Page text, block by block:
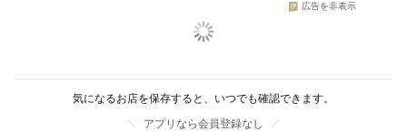
広告を非表示
気になるお店を保存すると、いつでも確認できます。
アプリなら会員登録なし